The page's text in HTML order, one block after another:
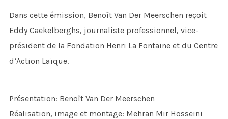
Dans cette émission, Benoît Van Der Meerschen reçoit
Eddy Caekelberghs, journaliste professionnel, vice-
président de la Fondation Henri La Fontaine et du Centre
d’Action Laïque.
Présentation: Benoît Van Der Meerschen
Réalisation, image et montage: Mehran Mir Hosseini